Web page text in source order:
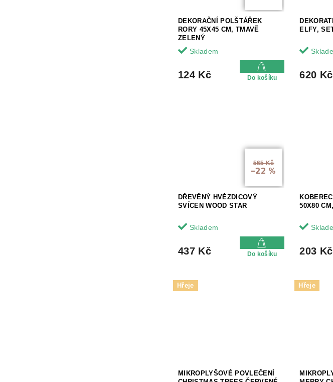
DEKORAČNÍ POLŠTÁŘEK
RORY 45X45 CM, TMAVĚ
ZELENÝ
Skladem
124 Kč Do košíku
ELFY,
620 Kč
565 Kč
–22 %
DŘEVĚNÝ HVĚZDICOVÝ
SVÍCEN WOOD STAR
Skladem
437 Kč Do košíku
50X80
203 Kč
Hřeje
MIKROPLYŠOVÉ POVLEČENÍ
Hřeje